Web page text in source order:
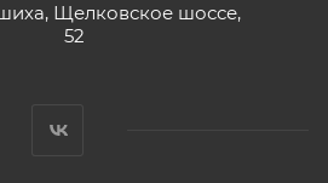
Щелковское шоссе,
52